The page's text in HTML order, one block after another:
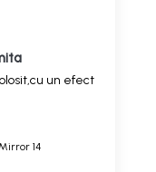
un efect
14